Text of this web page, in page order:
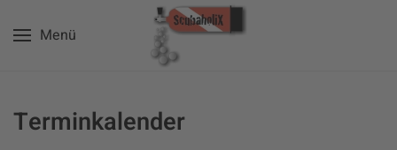
Zum Hauptinhalt springen
Menü
Terminkalender